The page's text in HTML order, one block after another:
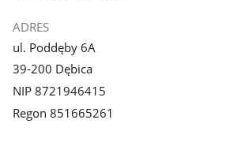
ADRES
ul. Poddęby 6A
39-200 Dębica
NIP 8721946415
Regon 851665261